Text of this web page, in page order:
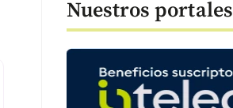
54 segundos
Nuestros portales